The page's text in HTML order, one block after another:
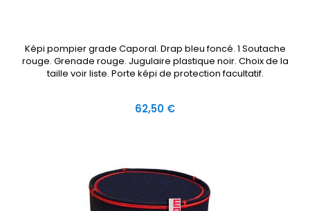
Képi pompier grade Caporal. Drap bleu foncé. 1 Soutache
rouge. Grenade rouge. Jugulaire plastique noir. Choix de la
taille voir liste. Porte képi de protection facultatif.
Prix
62,50 €